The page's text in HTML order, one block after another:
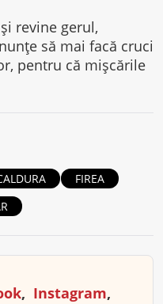
revine gerul,
să mai facă cruci
pentru că mişcările
FIREA
, Instagram,